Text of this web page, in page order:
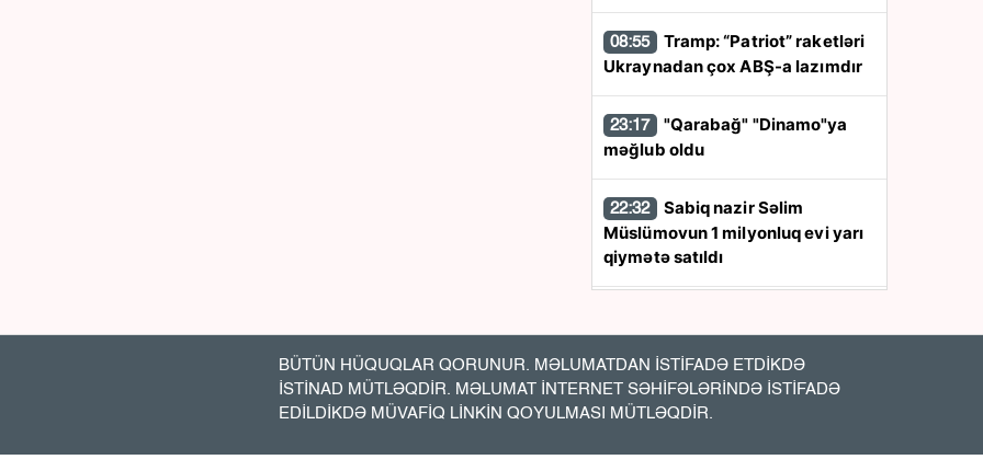
08:55
Ukraynadan çox ABŞ-a lazımdır
23:17
məğlub oldu
22:32
Müslümovun 1 milyonluq evi yarı
qiymətə satıldı
məhkəmə - Qərar açıqlandı
20:40
Motosikletlə “Mercedes”
toqquşdu - Kuryer xəsarət aldı
BÜTÜN HÜQUQLAR QORUNUR. MƏLUMATDAN İSTİFADƏ ETDİKDƏ
İSTİNAD MÜTLƏQDİR. MƏLUMAT İNTERNET SƏHİFƏLƏRİNDƏ İSTİFADƏ
EDİLDİKDƏ MÜVAFİQ LİNKİN QOYULMASI MÜTLƏQDİR.